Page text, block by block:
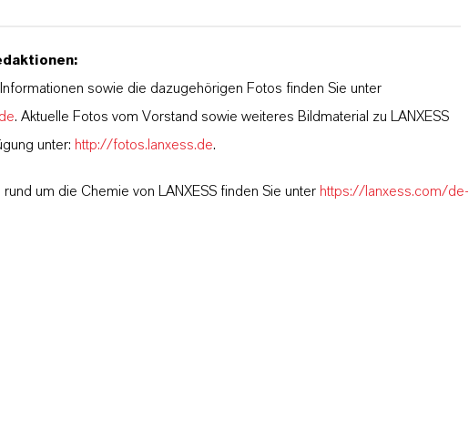
sowie die dazugehörigen Fotos finden Sie unter
. Aktuelle Fotos vom Vorstand sowie weiteres Bildmaterial zu LANXESS
unter: http://fotos.lanxess.de.
um die Chemie von LANXESS finden Sie unter https://lanxess.com/de-